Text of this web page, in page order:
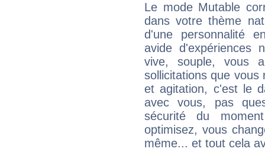
Le mode Mutable
dans votre thème
d'une personnalité
avide d'expériences
vive, souple, vous
sollicitations que vous
et agitation, c'est le
avec vous, pas
sécurité du
optimisez, vous
même... et tout cela